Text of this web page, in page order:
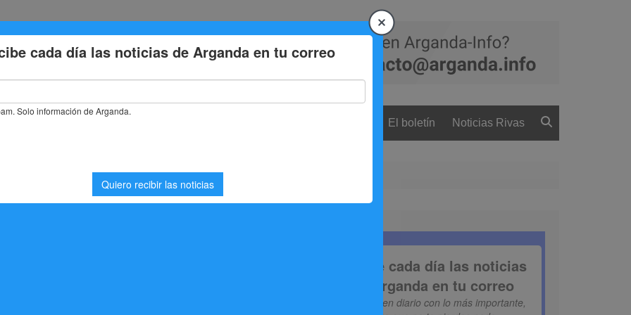
El boletín Noticias Rivas
con mercadillos navideños cada fin de semana por primera vez
navideños
primera vez